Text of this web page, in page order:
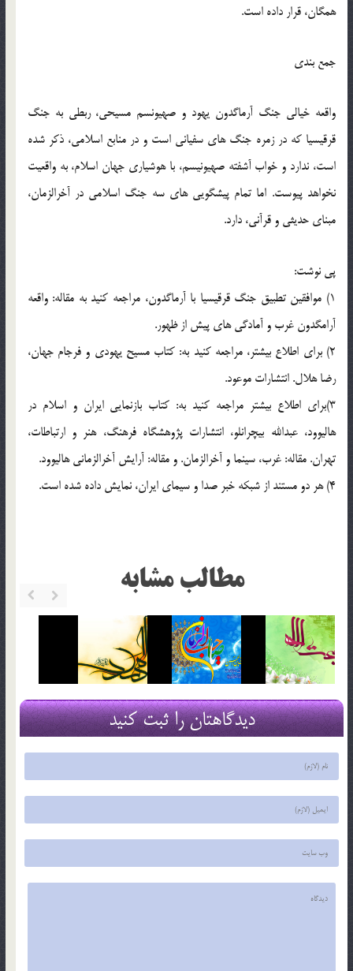
همگان، قرار داده است.
جمع بندی
واقعه خیالی جنگ آرماگدون یهود و صهیونسم مسیحی، ربطی به جنگ
قرقیسیا که در زمره جنگ های سفیانی است و در منابع اسلامی، ذکر شده
است، ندارد و خواب آشفته صهیونیسم، با هوشیاری جهان اسلام، به واقعیت
نخواهد پیوست. اما تمام پیشگویی های سه جنگ اسلامی در آخرالزمان،
مبنای حدیثی و قرآنی، دارد.
پی نوشت:
1) موافقین تطبیق جنگ قرقیسیا با آرماگدون، مراجعه کنید به مقاله: واقعه
آرامگدون غرب و آمادگی های پیش از ظهور.
2) برای اطلاع بیشتر، مراجعه کنید به: کتاب مسیح یهودی و فرجام جهان،
رضا هلال. انتشارات موعود.
3)برای اطلاع بیشتر مراجعه کنید به: کتاب بازنمایی ایران و اسلام در
هالیوود، عبدالله بیچرانلو، انتشارات پژوهشگاه فرهنگ، هنر و ارتباطات،
تهران. مقاله: غرب، سینما و آخرالزمان. و مقاله: آرایش آخرالزمانی هالیوود.
4) هر دو مستند از شبکه خبر صدا و سیمای ایران، نمایش داده شده است.
مطالب مشابه
دیدگاهتان را ثبت کنید